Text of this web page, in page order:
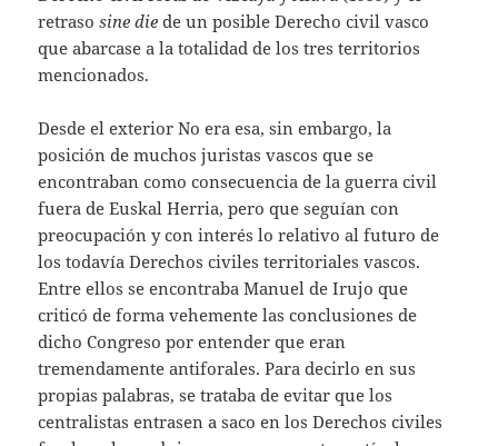
retrasosine die de un posible Derecho civil vasco
que abarcase a la totalidad de los tres territorios
mencionados.
Desde el exterior No era esa, sin embargo, la
posición de muchos juristas vascos que se
encontraban como consecuencia de la guerra civil
fuera de Euskal Herria, pero que seguían con
preocupación y con interés lo relativo al futuro de
los todavía Derechos civiles territoriales vascos.
Entre ellos se encontraba Manuel de Irujo que
criticó de forma vehemente las conclusiones de
dicho Congreso por entender que eran
tremendamente antiforales. Para decirlo en sus
propias palabras, se trataba de evitar que los
centralistas entrasen a saco en los Derechos civiles